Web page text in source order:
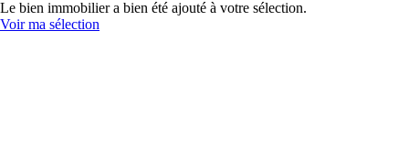
Le bien immobilier a bien été ajouté à votre sélection.
Voir ma sélection